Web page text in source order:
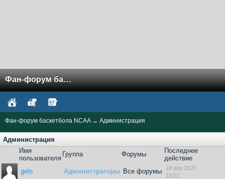
Фан-форум баскетбола NCAA
Фан-форум баскетбола NCAA → Администрация
Администрация
Имя
пользователя
Группа Форумы
Последнее
действие
gelo
Администраторы Все форумы
19 апр 2020
19:02